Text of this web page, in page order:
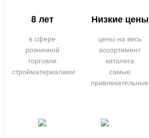
8 лет
в сфере
розничной
торговли
стройматериалами
Низкие цены
цены на весь
ассортимент
каталога
самые
привлекательные